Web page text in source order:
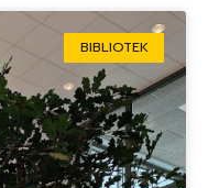
BIBLIOTEK